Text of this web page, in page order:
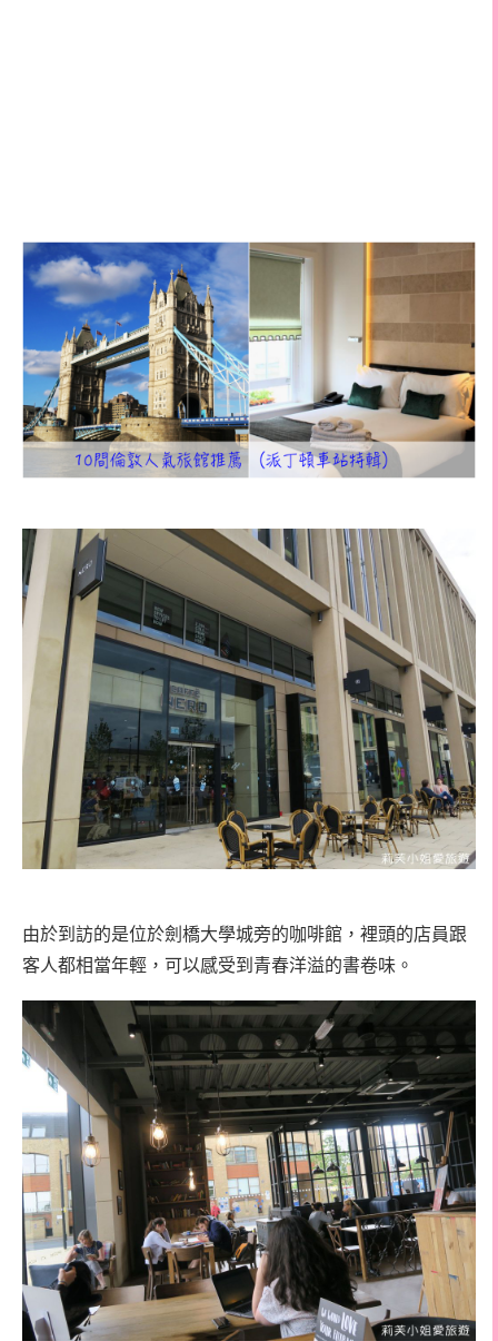
由於到訪的是位於劍橋大學城旁的咖啡館，裡頭的店員跟
客人都相當年輕，可以感受到青春洋溢的書卷味。